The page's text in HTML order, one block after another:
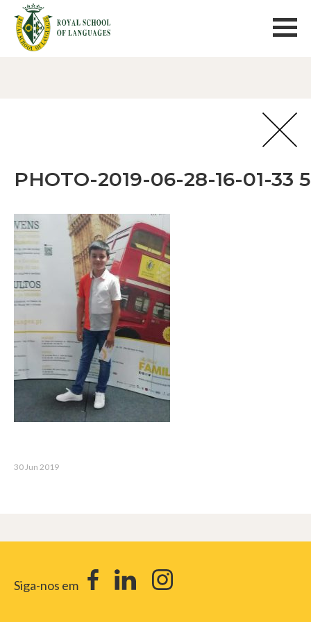
PHOTO-2019-06-28-16-01-33 5
30 Jun 2019
Siga-nos em